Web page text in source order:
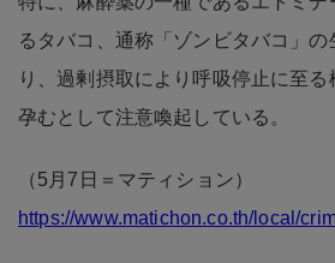
るタバコ、通称「ゾンビタバコ」
り、過剰摂取により呼吸停止に至
孕むとして注意喚起している。
（5月7日＝マティション）
https://www.matichon.co.th/local/